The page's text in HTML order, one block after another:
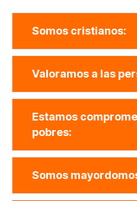
Somos cristianos:
Valoramos a las
Estamos
pobres:
Somos